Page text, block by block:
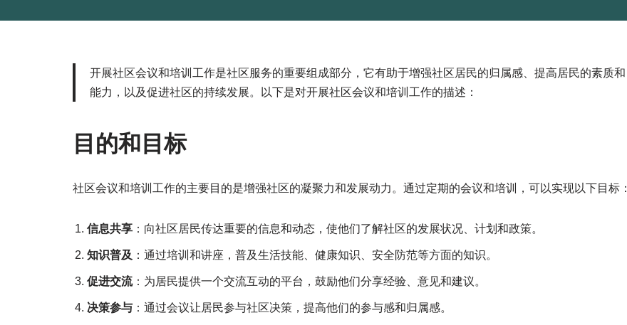
开展社区会议和培训工作是社区服务的重要组成部分，它有助于增强社区居民的归属感、提高居民的素质和
能力，以及促进社区的持续发展。以下是对开展社区会议和培训工作的描述：
目的和目标
社区会议和培训工作的主要目的是增强社区的凝聚力和发展动力。通过定期的会议和培训，可以实现以下目标：
信息共享 ：向社区居民传达重要的信息和动态，使他们了解社区的发展状况、计划和政策。
知识普及 ：通过培训和讲座，普及生活技能、健康知识、安全防范等方面的知识。
促进交流：为居民提供一个交流互动的平台，鼓励他们分享经验、意见和建议。
决策参与 ：通过会议让居民参与社区决策，提高他们的参与感和归属感。